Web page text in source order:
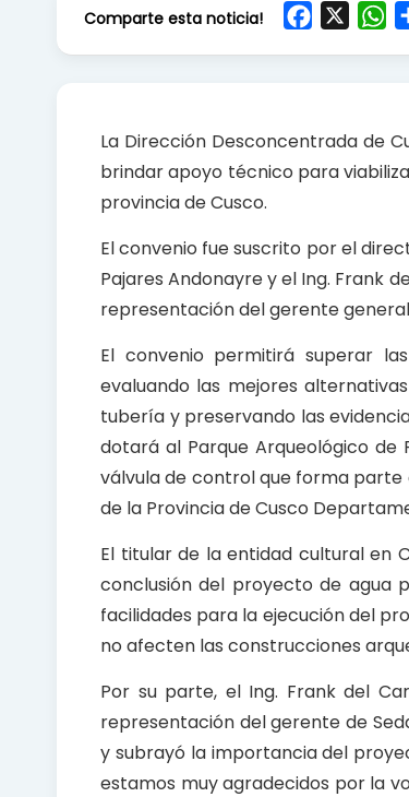
Comparte esta noticia!
o
W
p
La Dirección Desconcentrada de
brindar apoyo técnico para
provincia de Cusco.
El convenio fue suscrito por el
Pajares Andonayre y el Ing. Frank
representación del gerente general
El convenio permitirá superar
evaluando las mejores
tubería y preservando las
dotará al Parque Arqueológico de
válvula de control que forma parte
de la Provincia de Cusco
El titular de la entidad cultural en
conclusión del proyecto de agua
facilidades para la ejecución del
no afecten las construcciones
Por su parte, el Ing. Frank del
representación del gerente de
y subrayó la importancia del
estamos muy agradecidos por la